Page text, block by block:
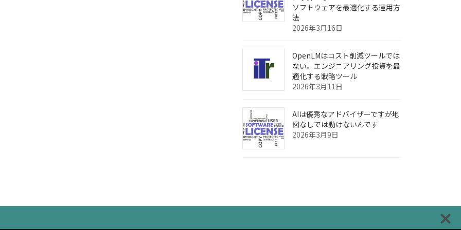
ソフトウェアを最適化する運用方
法
2026年3月16日
OpenLMはコスト削減ツールでは
ない。エンジニアリング投資を最
適化する戦略ツール
2026年3月11日
AIは優秀なアドバイザーですが地
図なしでは動けないんです
2026年3月9日